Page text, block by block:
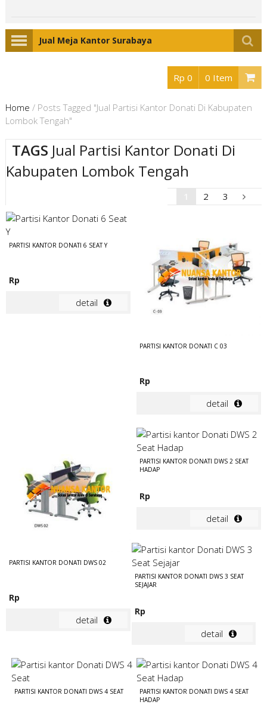
Jual Meja Kantor Surabaya
Rp 0 0 Item
Home / Posts Tagged "Jual Partisi Kantor Donati Di Kabupaten
Lombok Tengah"
TAGS Jual Partisi Kantor Donati Di
Kabupaten Lombok Tengah
2 3
PARTISI KANTOR DONATI 6 SEAT Y
Rp
detail
PARTISI KANTOR DONATI C 03
Rp
detail
PARTISI KANTOR DONATI DWS 02
Rp
detail
PARTISI KANTOR DONATI DWS 2 SEAT
HADAP
Rp
detail
PARTISI KANTOR DONATI DWS 3 SEAT
SEJAJAR
Rp
detail
PARTISI KANTOR DONATI DWS 4 SEAT
PARTISI KANTOR DONATI DWS 4 SEAT
HADAP